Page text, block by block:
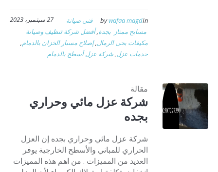
27 سبتمبر، 2023 bywafaa magdIn
فنى صيانة
مسابح ممتاز بجدة,أفضل شركة تنظيف وصيانة
مكيفات بحى الرمال,إصلاح مسبار الخزان بالدمام,
خدمات عزل,شركة عزل أسطح بالدمام
مقالة
شركة عزل مائي وحراري
بجده
شركة عزل مائي وحراري بجده إن العزل
الحراري للمباني والأسطح الخارجية يوفر
العديد من المميزات . من اهم هذه المميزات